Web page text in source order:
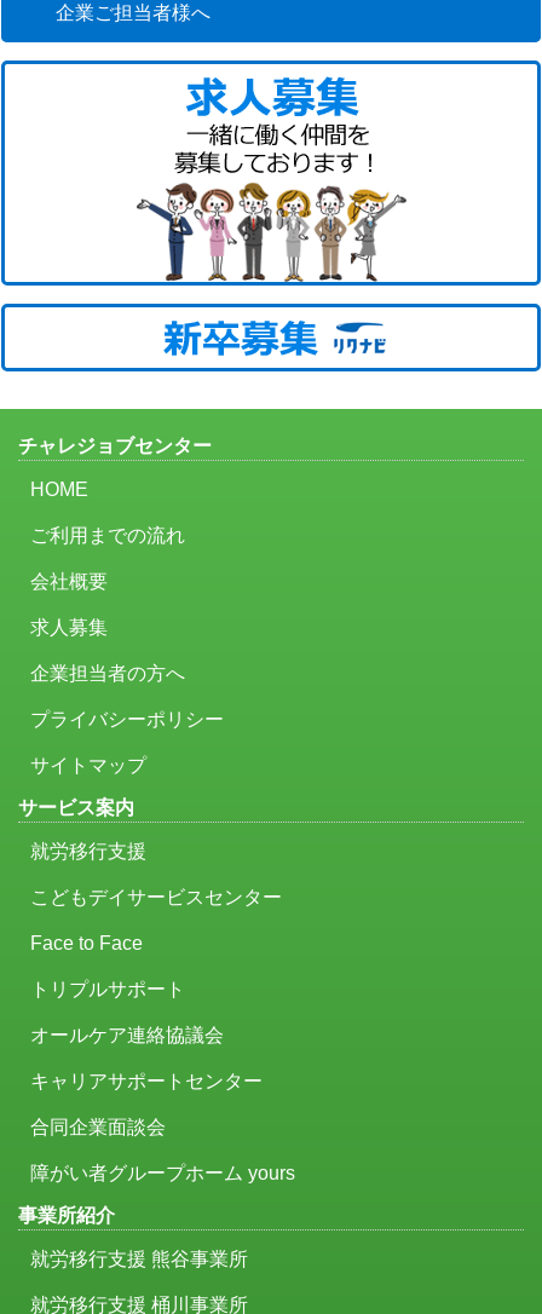
企業ご担当者様へ
チャレジョブセンター
HOME
ご利用までの流れ
会社概要
求人募集
企業担当者の方へ
プライバシーポリシー
サイトマップ
サービス案内
就労移行支援
こどもデイサービスセンター
Face to Face
トリプルサポート
オールケア連絡協議会
キャリアサポートセンター
合同企業面談会
障がい者グループホーム yours
事業所紹介
就労移行支援 熊谷事業所
就労移行支援 桶川事業所